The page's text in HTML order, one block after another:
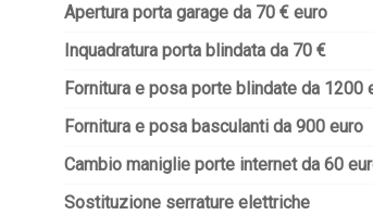
Apertura porta garage da 70 € euro
Inquadratura porta blindata da 70 €
Fornitura e posa porte blindate da 1200
Fornitura e posa basculanti da 900 euro
Cambio maniglie porte internet da 60
Sostituzione serrature elettriche